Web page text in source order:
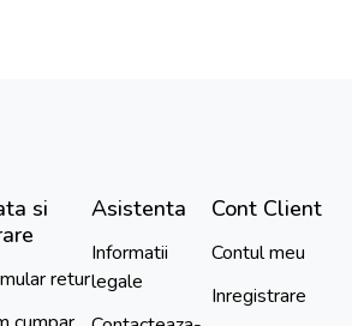
si
retur
Asistenta
Informatii
legale
Cont Client
Contul meu
Inregistrare